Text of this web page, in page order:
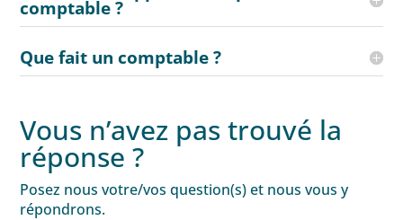
comptable ?
Que fait un comptable ?
Vous n’avez pas trouvé la
réponse ?
Posez nous votre/vos question(s) et nous vous y
répondrons.